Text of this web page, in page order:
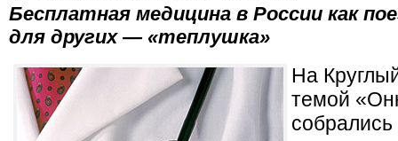
Бесплатная медицина в России как
для других — «теплушка»
На
темой